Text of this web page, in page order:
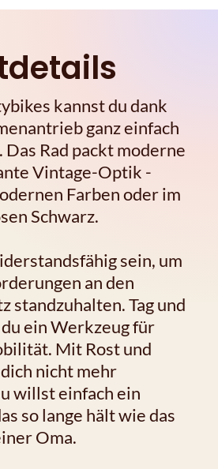
kannst du dank
ganz einfach
Rad packt moderne
Vintage-Optik -
Farben oder im
Schwarz.
sein, um
an den
standzuhalten. Tag und
ein Werkzeug für
Mit Rost und
nicht mehr
willst einfach ein
so lange hält wie das
Oma.